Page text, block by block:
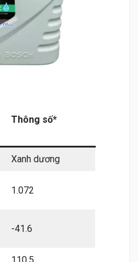
Thông số*
Xanh dương
1.072
-41.6